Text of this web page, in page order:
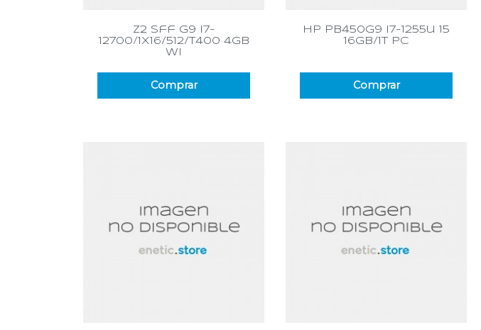
Vista rápida
z2 sff g9 i7-
12700/1x16/512/t400 4gb
wi
Comprar
Vista rápida
hp pb450g9 i7-1255u 15
16gb/1t pc
Comprar